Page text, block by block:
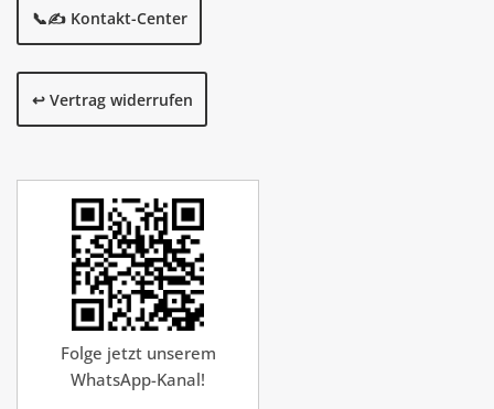
📞✍️ Kontakt-Center
↩️ Vertrag widerrufen
Folge jetzt unserem
WhatsApp-Kanal!